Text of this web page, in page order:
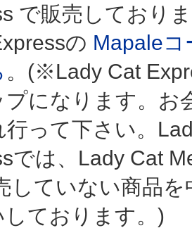
で販売しており
の Mapaleコ
。(※Lady Cat
プになります。お
行って下さい。
では、Lady Cat
していない商品を
しております。)